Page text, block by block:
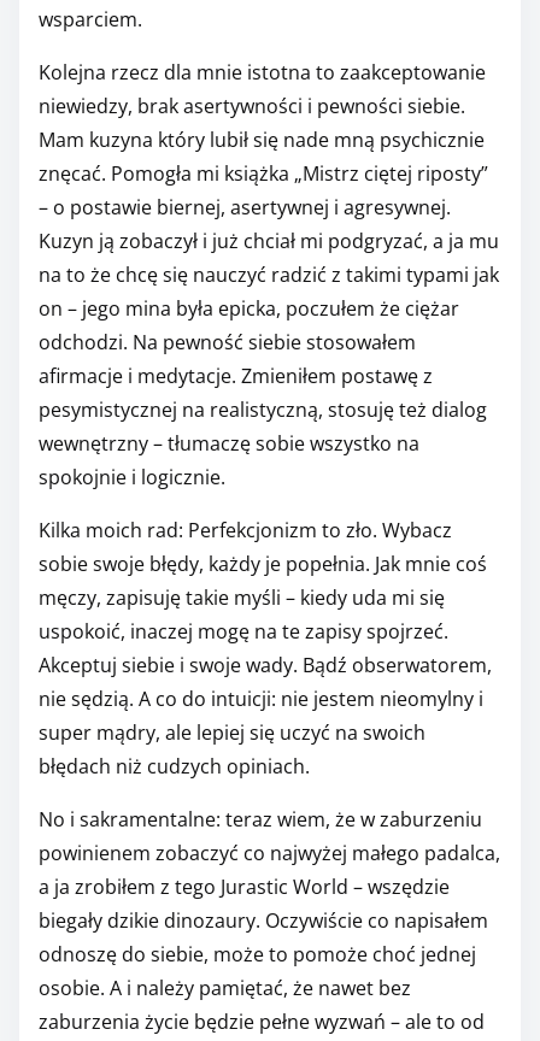
wsparciem.
Kolejna rzecz dla mnie istotna to zaakceptowanie
niewiedzy, brak asertywności i pewności siebie.
Mam kuzyna który lubił się nade mną psychicznie
znęcać. Pomogła mi książka „Mistrz ciętej riposty”
– o postawie biernej, asertywnej i agresywnej.
Kuzyn ją zobaczył i już chciał mi podgryzać, a ja mu
na to że chcę się nauczyć radzić z takimi typami jak
on – jego mina była epicka, poczułem że ciężar
odchodzi. Na pewność siebie stosowałem
afirmacje i medytacje. Zmieniłem postawę z
pesymistycznej na realistyczną, stosuję też dialog
wewnętrzny – tłumaczę sobie wszystko na
spokojnie i logicznie.
Kilka moich rad: Perfekcjonizm to zło. Wybacz
sobie swoje błędy, każdy je popełnia. Jak mnie coś
męczy, zapisuję takie myśli – kiedy uda mi się
uspokoić, inaczej mogę na te zapisy spojrzeć.
Akceptuj siebie i swoje wady. Bądź obserwatorem,
nie sędzią. A co do intuicji: nie jestem nieomylny i
super mądry, ale lepiej się uczyć na swoich
błędach niż cudzych opiniach.
No i sakramentalne: teraz wiem, że w zaburzeniu
powinienem zobaczyć co najwyżej małego padalca,
a ja zrobiłem z tego Jurastic World – wszędzie
biegały dzikie dinozaury. Oczywiście co napisałem
odnoszę do siebie, może to pomoże choć jednej
osobie. A i należy pamiętać, że nawet bez
zaburzenia życie będzie pełne wyzwań – ale to od